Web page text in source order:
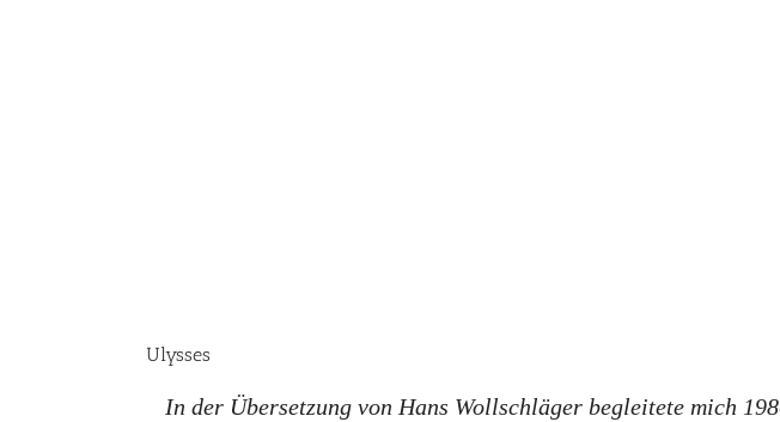
Ulysses
In der Übersetzung von Hans Wollschläger begleitete mich